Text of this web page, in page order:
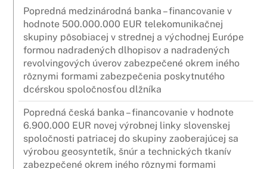
Popredná medzinárodná banka – financovanie v
hodnote 500.000.000 EUR telekomunikačnej
skupiny pôsobiacej v strednej a východnej Európe
formou nadradených dlhopisov a nadradených
revolvingových úverov zabezpečené okrem iného
rôznymi formami zabezpečenia poskytnutého
dcérskou spoločnosťou dlžníka
Popredná česká banka – financovanie v hodnote
6.900.000 EUR novej výrobnej linky slovenskej
spoločnosti patriacej do skupiny zaoberajúcej sa
výrobou geosyntetík, šnúr a technických tkanív
zabezpečené okrem iného rôznymi formami